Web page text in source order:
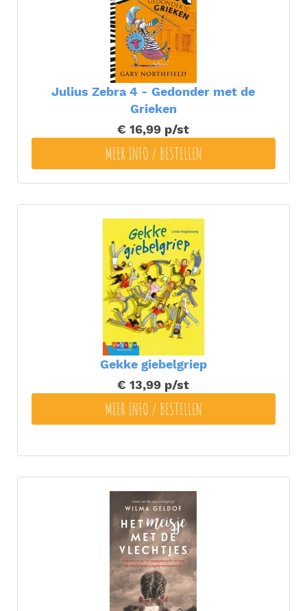
Julius Zebra 4 - Gedonder met de
Grieken
€ 16,99 p/st
MEER INFO / BESTELLEN
Gekke giebelgriep
€ 13,99 p/st
MEER INFO / BESTELLEN